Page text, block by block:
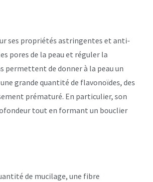
ses propriétés astringentes et anti-
pores de la peau et réguler la
permettent de donner à la peau un
grande quantité de flavonoïdes, des
prématuré. En particulier, son
tout en formant un bouclier
de mucilage, une fibre